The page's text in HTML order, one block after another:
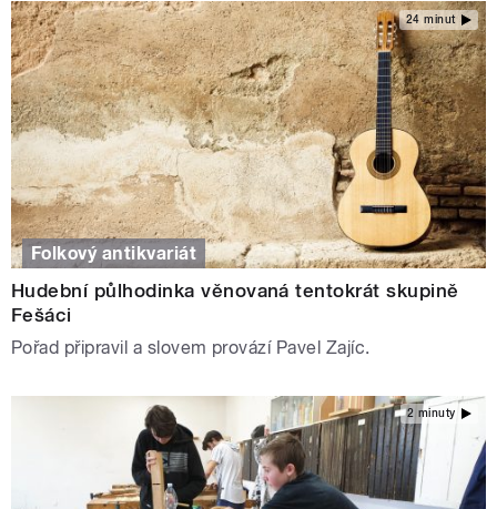
24 minut
Folkový antikvariát
Hudební půlhodinka věnovaná tentokrát skupině
Fešáci
Pořad připravil a slovem provází Pavel Zajíc.
2 minuty